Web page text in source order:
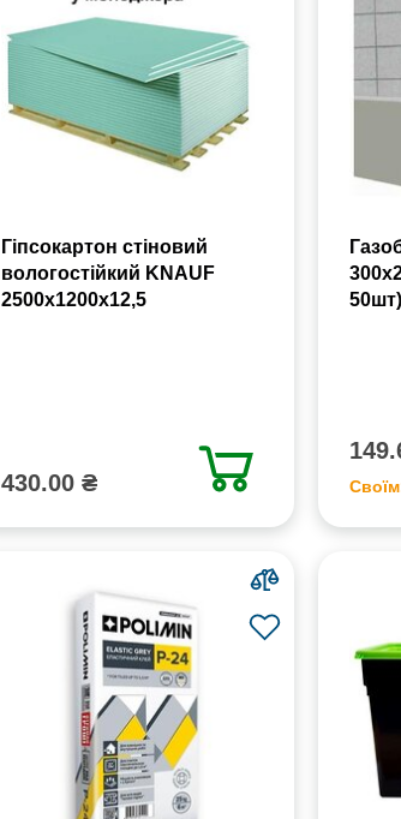
Гіпсокартон стіновий
вологостійкий KNAUF
2500х1200х12,5
430.00 ₴
50шт)